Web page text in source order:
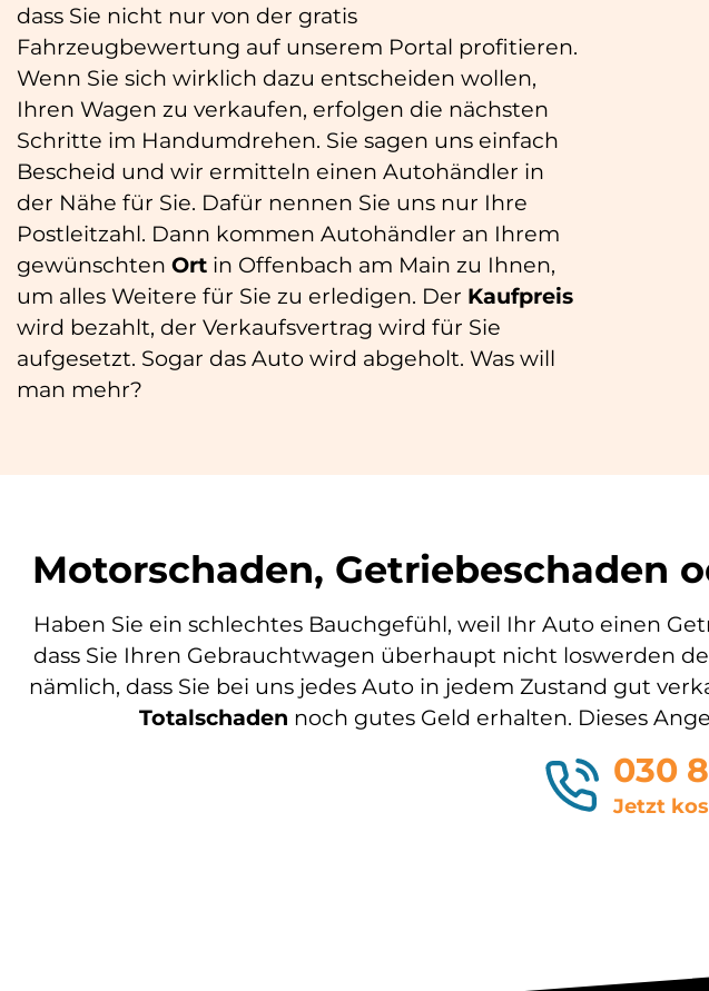
dass Sie nicht nur von der gratis
Fahrzeugbewertung auf unserem Portal profitieren.
Wenn Sie sich wirklich dazu entscheiden wollen,
Ihren Wagen zu verkaufen, erfolgen die nächsten
Schritte im Handumdrehen. Sie sagen uns einfach
Bescheid und wir ermitteln einen Autohändler in
der Nähe für Sie. Dafür nennen Sie uns nur Ihre
Postleitzahl. Dann kommen Autohändler an Ihrem
gewünschten Ort in Offenbach am Main zu Ihnen,
um alles Weitere für Sie zu erledigen. Der Kaufpreis
wird bezahlt, der Verkaufsvertrag wird für Sie
aufgesetzt. Sogar das Auto wird abgeholt. Was will
man mehr?
Motorschaden, Getriebeschaden
Haben Sie ein schlechtes Bauchgefühl, weil Ihr Auto einen
dass Sie Ihren Gebrauchtwagen überhaupt nicht loswerden
nämlich, dass Sie bei uns jedes Auto in jedem Zustand gut
Totalschaden noch gutes Geld erhalten. Dieses
030
Jetzt